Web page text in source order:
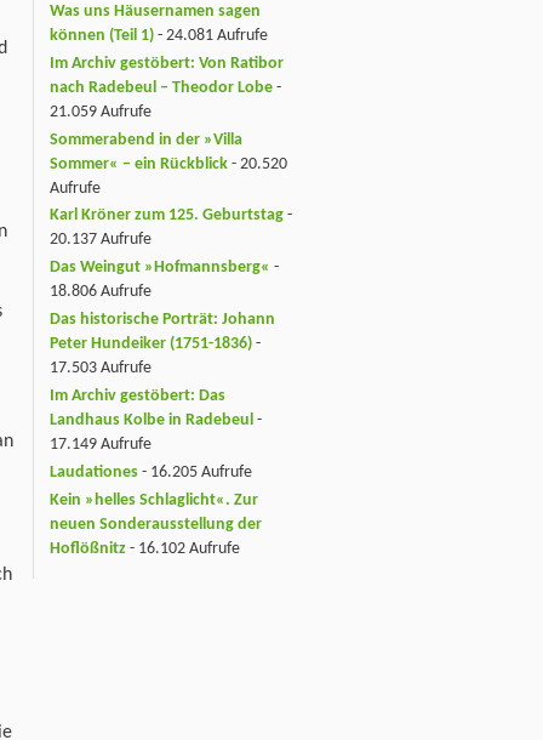
Was uns Häusernamen sagen
können (Teil 1) - 24.081 Aufrufe
Im Archiv gestöbert: Von Ratibor
nach Radebeul – Theodor Lobe -
21.059 Aufrufe
Sommerabend in der »Villa
Sommer« – ein Rückblick - 20.520
Aufrufe
Karl Kröner zum 125. Geburtstag -
20.137 Aufrufe
Das Weingut »Hofmannsberg« -
18.806 Aufrufe
Das historische Porträt: Johann
Peter Hundeiker (1751-1836) -
17.503 Aufrufe
Im Archiv gestöbert: Das
Landhaus Kolbe in Radebeul -
17.149 Aufrufe
Laudationes - 16.205 Aufrufe
Kein »helles Schlaglicht«. Zur
neuen Sonderausstellung der
Hoflößnitz - 16.102 Aufrufe